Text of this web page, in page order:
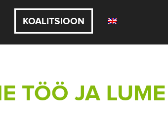
KOALITSIOON
TÖÖ JA